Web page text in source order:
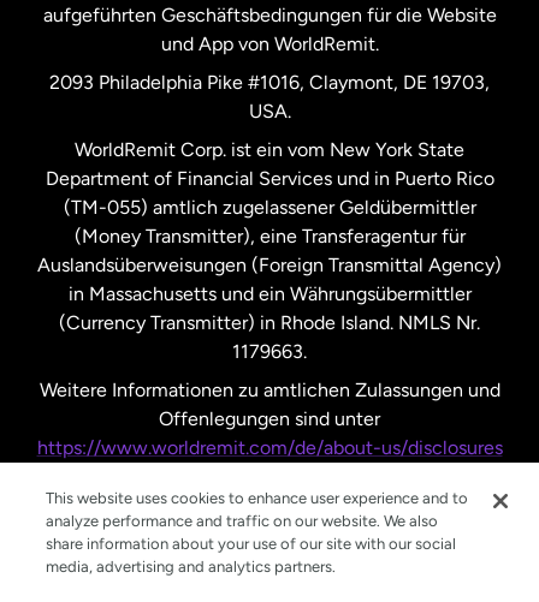
Vereinigte Staaten English
Vereinigte Staaten
Vereinigtes Königreich
aufgeführten Geschäftsbedingungen für die Website
und App von WorldRemit.
2093 Philadelphia Pike #1016, Claymont, DE 19703,
USA.
WorldRemit Corp. ist ein vom New York State
Department of Financial Services und in Puerto Rico
(TM-055) amtlich zugelassener Geldübermittler
(Money Transmitter), eine Transferagentur für
Auslandsüberweisungen (Foreign Transmittal Agency)
in Massachusetts und ein Währungsübermittler
(Currency Transmitter) in Rhode Island. NMLS Nr.
1179663.
Weitere Informationen zu amtlichen Zulassungen und
Offenlegungen sind unter
https://www.worldremit.com/de/about-us/disclosures
This website uses cookies to enhance user experience and to
analyze performance and traffic on our website. We also
share information about your use of our site with our social
media, advertising and analytics partners.